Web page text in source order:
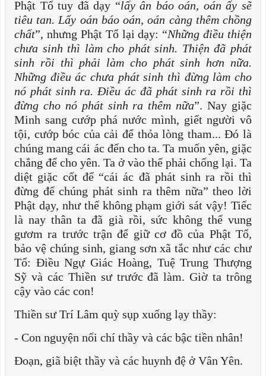
Phật Tổ tuy đã dạy “lấy ân báo oán, oán ấy sẽ
tiêu tan. Lấy oán báo oán, oán càng thêm chồng
chất”, nhưng Phật Tổ lại dạy: “Những điều thiện
chưa sinh thì làm cho phát sinh. Thiện đã phát
sinh rồi thì phải làm cho phát sinh hơn nữa.
Những điều ác chưa phát sinh thì đừng làm cho
nó phát sinh ra. Điều ác đã phát sinh ra rồi thì
đừng cho nó phát sinh ra thêm nữa”. Nay giặc
Minh sang cướp phá nước mình, giết người vô
tội, cướp bóc của cải để thỏa lòng tham... Đó là
chúng mang cái ác đến cho ta. Ta muốn yên, giặc
chẳng để cho yên. Ta ở vào thế phải chống lại. Ta
diệt giặc cốt để “cái ác đã phát sinh ra rồi thì
đừng để chúng phát sinh ra thêm nữa” theo lời
Phật dạy, như thế không phạm giới sát vậy! Tiếc
là nay thân ta đã già rồi, sức không thể vung
gươm ra trước trận để giữ cơ đồ của Phật Tổ,
bảo vệ chúng sinh, giang sơn xã tắc như các chư
Tổ: Điều Ngự Giác Hoàng, Tuệ Trung Thượng
Sỹ và các Thiền sư trước đã làm. Giờ ta trông
cậy vào các con!
Thiền sư Trí Lâm quỳ sụp xuống lạy thầy:
- Con nguyện nối chí thầy và các bậc tiền nhân!
Đoạn, giã biệt thầy và các huynh đệ ở Vân Yên.